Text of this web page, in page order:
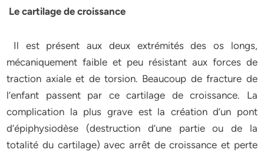
Le cartilage de croissance
Il est présent aux deux extrémités des os longs,
mécaniquement faible et peu résistant aux forces de
traction axiale et de torsion. Beaucoup de fracture de
l’enfant passent par ce cartilage de croissance. La
complication la plus grave est la création d’un pont
d’épiphysiodèse (destruction d’une partie ou de la
totalité du cartilage) avec arrêt de croissance et perte